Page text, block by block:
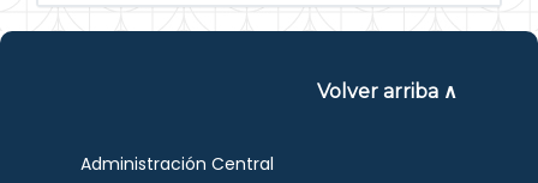
Volver arriba ∧
Administración Central